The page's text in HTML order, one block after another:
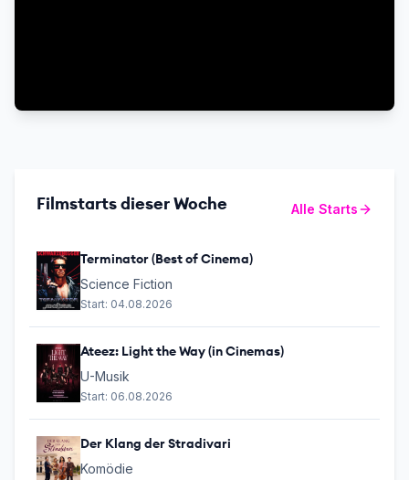
Filmstarts dieser Woche Alle Starts
Terminator (Best of Cinema)
Science Fiction
Start: 04.08.2026
Ateez: Light the Way (in Cinemas)
U-Musik
Start: 06.08.2026
Der Klang der Stradivari
Komödie